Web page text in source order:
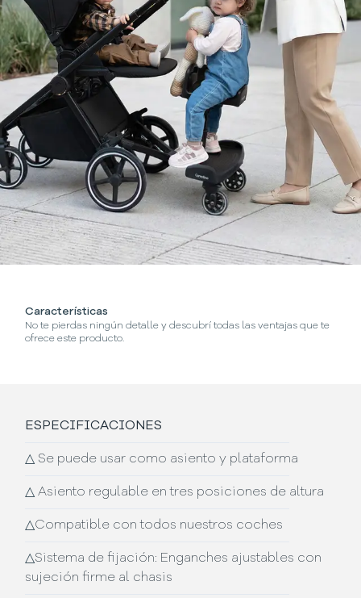
Características
No te pierdas ningún detalle y descubrí todas las ventajas que te
ofrece este producto.
ESPECIFICACIONES
△ Se puede usar como asiento y plataforma
△ Asiento regulable en tres posiciones de altura
△Compatible con todos nuestros coches
△Sistema de fijación: Enganches ajustables con
sujeción firme al chasis